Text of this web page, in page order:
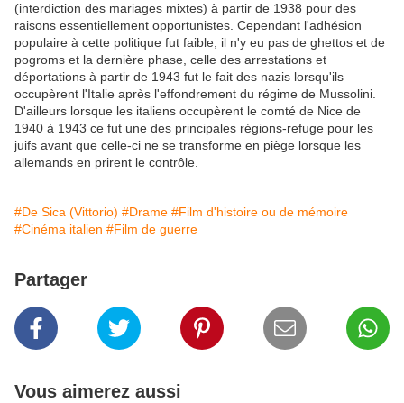
(interdiction des mariages mixtes) à partir de 1938 pour des
raisons essentiellement opportunistes. Cependant l'adhésion
populaire à cette politique fut faible, il n'y eu pas de ghettos et de
pogroms et la dernière phase, celle des arrestations et
déportations à partir de 1943 fut le fait des nazis lorsqu'ils
occupèrent l'Italie après l'effondrement du régime de Mussolini.
D'ailleurs lorsque les italiens occupèrent le comté de Nice de
1940 à 1943 ce fut une des principales régions-refuge pour les
juifs avant que celle-ci ne se transforme en piège lorsque les
allemands en prirent le contrôle.
#De Sica (Vittorio) #Drame #Film d'histoire ou de mémoire
#Cinéma italien #Film de guerre
Partager
Vous aimerez aussi